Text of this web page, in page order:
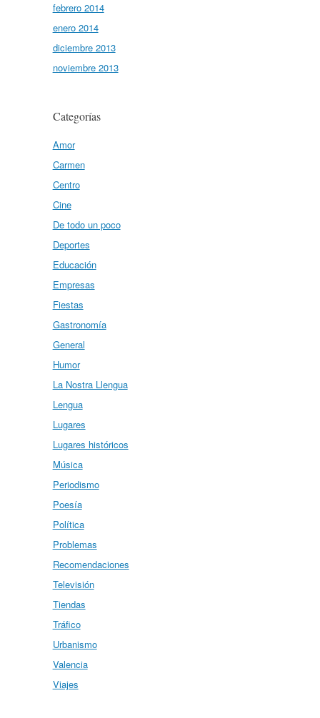
febrero 2014
enero 2014
diciembre 2013
noviembre 2013
Categorías
Amor
Carmen
Centro
Cine
De todo un poco
Deportes
Educación
Empresas
Fiestas
Gastronomía
General
Humor
La Nostra Llengua
Lengua
Lugares
Lugares históricos
Música
Periodismo
Poesía
Política
Problemas
Recomendaciones
Televisión
Tiendas
Tráfico
Urbanismo
Valencia
Viajes